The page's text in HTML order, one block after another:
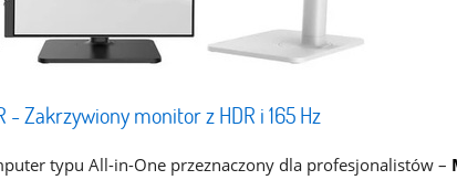
- Zakrzywiony monitor z HDR i 165 Hz
typu All-in-One przeznaczony dla profesjonalistów –